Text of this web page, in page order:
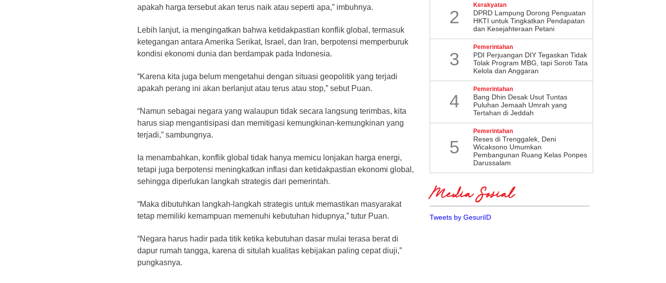
apakah harga tersebut akan terus naik atau seperti apa,” imbuhnya.
Lebih lanjut, ia mengingatkan bahwa ketidakpastian konflik global, termasuk
ketegangan antara Amerika Serikat, Israel, dan Iran, berpotensi memperburuk
kondisi ekonomi dunia dan berdampak pada Indonesia.
“Karena kita juga belum mengetahui dengan situasi geopolitik yang terjadi
apakah perang ini akan berlanjut atau terus atau stop,” sebut Puan.
“Namun sebagai negara yang walaupun tidak secara langsung terimbas, kita
harus siap mengantisipasi dan memitigasi kemungkinan-kemungkinan yang
terjadi,” sambungnya.
Ia menambahkan, konflik global tidak hanya memicu lonjakan harga energi,
tetapi juga berpotensi meningkatkan inflasi dan ketidakpastian ekonomi global,
sehingga diperlukan langkah strategis dari pemerintah.
“Maka dibutuhkan langkah-langkah strategis untuk memastikan masyarakat
tetap memiliki kemampuan memenuhi kebutuhan hidupnya,” tutur Puan.
“Negara harus hadir pada titik ketika kebutuhan dasar mulai terasa berat di
dapur rumah tangga, karena di situlah kualitas kebijakan paling cepat diuji,”
pungkasnya.
2
Kerakyatan
DPRD Lampung Dorong Penguatan
HKTI untuk Tingkatkan Pendapatan
dan Kesejahteraan Petani
3
Pemerintahan
PDI Perjuangan DIY Tegaskan Tidak
Tolak Program MBG, tapi Soroti Tata
Kelola dan Anggaran
4
Pemerintahan
Bang Dhin Desak Usut Tuntas
Puluhan Jemaah Umrah yang
Tertahan di Jeddah
5
Pemerintahan
​Reses di Trenggalek, Deni
Wicaksono Umumkan
Pembangunan Ruang Kelas Ponpes
Darussalam
Media Sosial
Tweets by GesuriID